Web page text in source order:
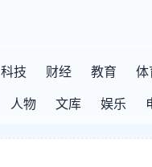
科技 财经 教育 体
人物 文库 娱乐